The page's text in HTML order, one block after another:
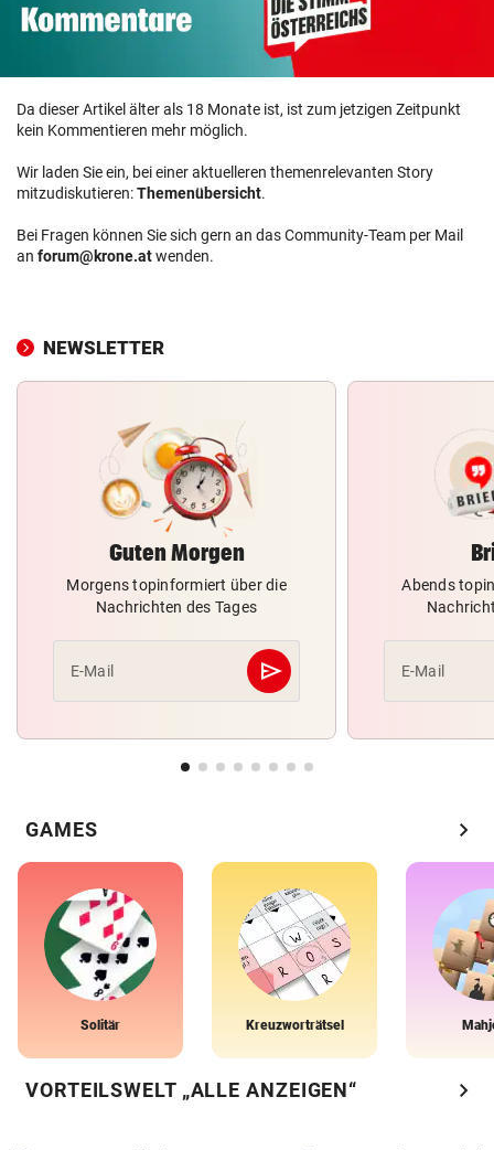
Da dieser Artikel älter als 18 Monate ist, ist zum jetzigen Zeitpunkt
kein Kommentieren mehr möglich.
Wir laden Sie ein, bei einer aktuelleren themenrelevanten Story
mitzudiskutieren:Themenübersicht.
Bei Fragen können Sie sich gern an das Community-Team per Mail
an forum@krone.atwenden.
NEWSLETTER
Guten Morgen
Morgens topinformiert über die
Nachrichten des Tages
E-Mail send
Abschicken
Abends
E-Mail
GAMES chevron_right
Solitär Kreuzworträtsel
VORTEILSWELT „ALLE ANZEIGEN“ chevron_right